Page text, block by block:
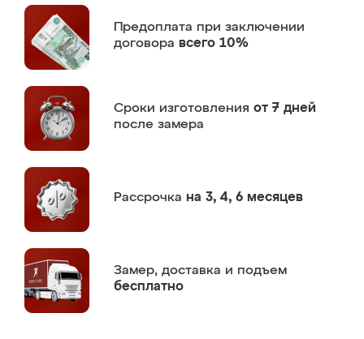
Предоплата при заключении
договора всего 10%
Сроки изготовления от 7 дней
после замера
Рассрочка на 3, 4, 6 месяцев
Замер, доставка и подъем
бесплатно